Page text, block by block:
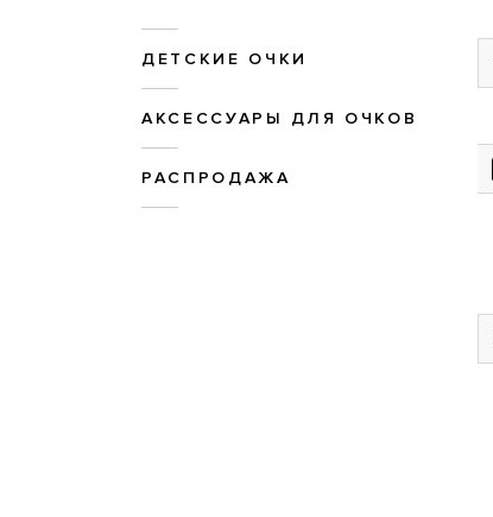
ДЕТСКИЕ ОЧКИ
АКСЕССУАРЫ ДЛЯ ОЧКОВ
РАСПРОДАЖА